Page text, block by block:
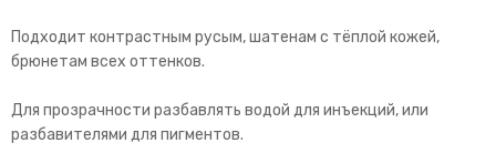
Подходит контрастным русым, шатенам с тёплой кожей,
брюнетам всех оттенков.
Для прозрачности разбавлять водой для инъекций, или
разбавителями для пигментов.